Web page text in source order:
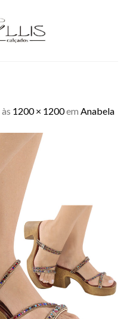
às 1200 × 1200em Anabela